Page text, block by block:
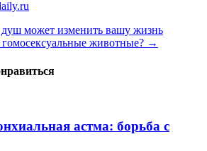
может изменить вашу жизнь
животные? →
астма: борьба с